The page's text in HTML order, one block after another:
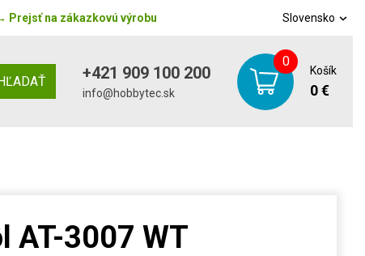
Prejsť na zákazkovú výrobu Slovensko
+421 909 100 200
info@hobbytec.sk
0
Košík
0 €
AT-3007 WT